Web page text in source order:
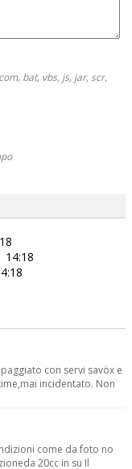
bat, vbs, js, jar, scr,
14:18
con servi savöx e
incidentato. Non
come da foto no
20cc in su Il